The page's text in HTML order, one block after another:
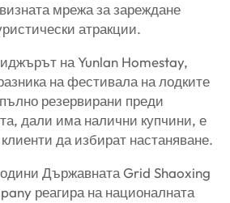
мрежа за зареждане
атракции.
на Yunlan Homestay,
на фестивала на лодките
резервирани преди
дали има налични купчини, е
да избират настаняване.
Държавната Grid Shaoxing
реагира на националната